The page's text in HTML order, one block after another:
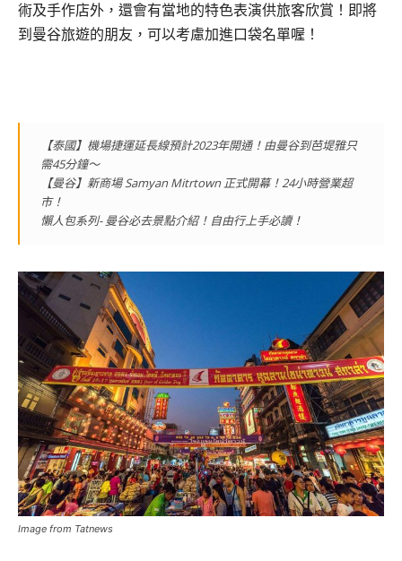
術及手作店外，還會有當地的特色表演供旅客欣賞！即將
到曼谷旅遊的朋友，可以考慮加進口袋名單喔！
【泰國】機場捷運延長線預計2023年開通！由曼谷到芭堤雅只
需45分鐘～
【曼谷】新商場 Samyan Mitrtown 正式開幕！24小時營業超
市！
懶人包系列- 曼谷必去景點介紹！自由行上手必讀！
Image from Tatnews